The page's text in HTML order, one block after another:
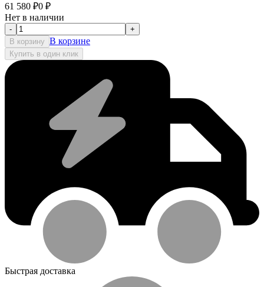
61 580 ₽0 ₽
Нет в наличии
-
+
В корзину В корзине
Купить в один клик
Быстрая доставка